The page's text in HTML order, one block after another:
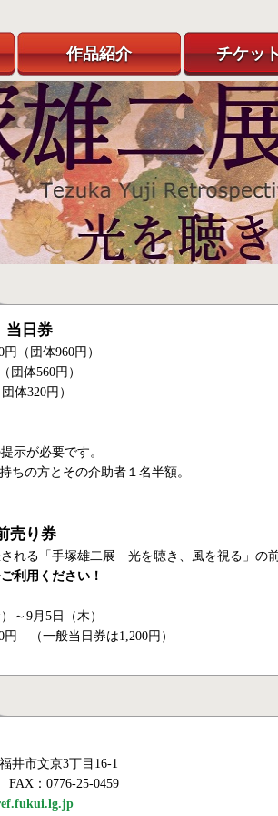
作品紹介 チケッ
当日券
体960円）
560円）
体320円）
示が必要です。
ちの方とその介助者１名半額。
売り券
れる「手塚雄二展 光を聴き、風を視る」の
利用ください！
～9月5日（木）
般当日券は1,200円）
井市文京3丁目16-1
：0776-25-0459